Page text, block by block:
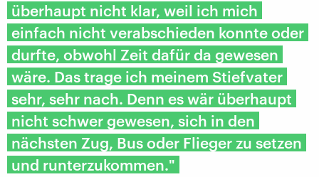
überhaupt nicht klar, weil ich mich
einfach nicht verabschieden konnte oder
durfte, obwohl Zeit dafür da gewesen
wäre. Das trage ich meinem Stiefvater
sehr, sehr nach. Denn es wär überhaupt
nicht schwer gewesen, sich in den
nächsten Zug, Bus oder Flieger zu setzen
und runterzukommen."